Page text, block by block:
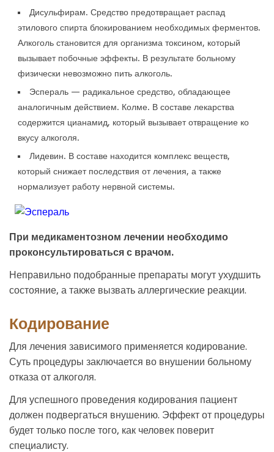
Дисульфирам. Средство предотвращает распад
этилового спирта блокированием необходимых ферментов.
Алкоголь становится для организма токсином, который
вызывает побочные эффекты. В результате больному
физически невозможно пить алкоголь.
Эспераль — радикальное средство, обладающее
аналогичным действием. Колме. В составе лекарства
содержится цианамид, который вызывает отвращение ко
вкусу алкоголя.
Лидевин. В составе находится комплекс веществ,
который снижает последствия от лечения, а также
нормализует работу нервной системы.
При медикаментозном лечении необходимо
проконсультироваться с врачом.
Неправильно подобранные препараты могут ухудшить
состояние, а также вызвать аллергические реакции.
Кодирование
Для лечения зависимого применяется кодирование.
Суть процедуры заключается во внушении больному
отказа от алкоголя.
Для успешного проведения кодирования пациент
должен подвергаться внушению. Эффект от процедуры
будет только после того, как человек поверит
специалисту.